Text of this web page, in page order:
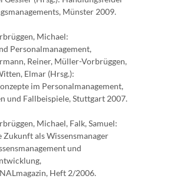
Münster 2009.
Michael:
Personalmanagement,
Reiner, Müller-Vorbrüggen,
Elmar (Hrsg.):
im Personalmanagement,
und Fallbeispiele, Stuttgart 2007.
Michael, Falk, Samuel:
Zukunft als Wissensmanager
und
Heft 2/2006.